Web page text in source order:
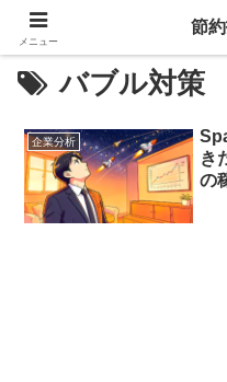
バブル対策
企業分析
き
の
メニュー
節